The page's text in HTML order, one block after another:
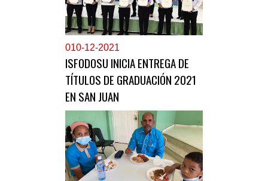
010-12-2021
ISFODOSU INICIA ENTREGA DE
TÍTULOS DE GRADUACIÓN 2021
EN SAN JUAN